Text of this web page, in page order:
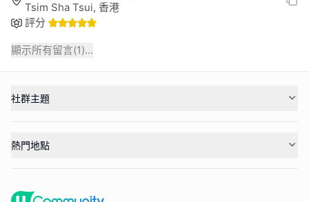
Tsim Sha Tsui, 香港
評分
顯示所有留言(1)...
社群主題
熱門地點